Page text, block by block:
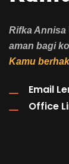
Rifka
aman bagi
Kamu
Email
Office